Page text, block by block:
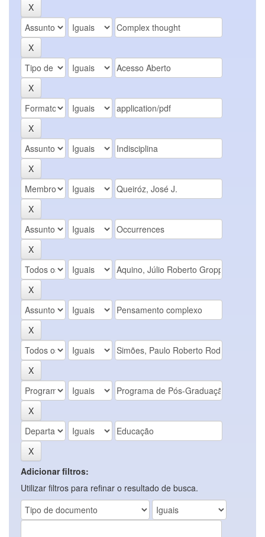
Adicionar filtros:
Utilizar filtros para refinar o resultado de busca.